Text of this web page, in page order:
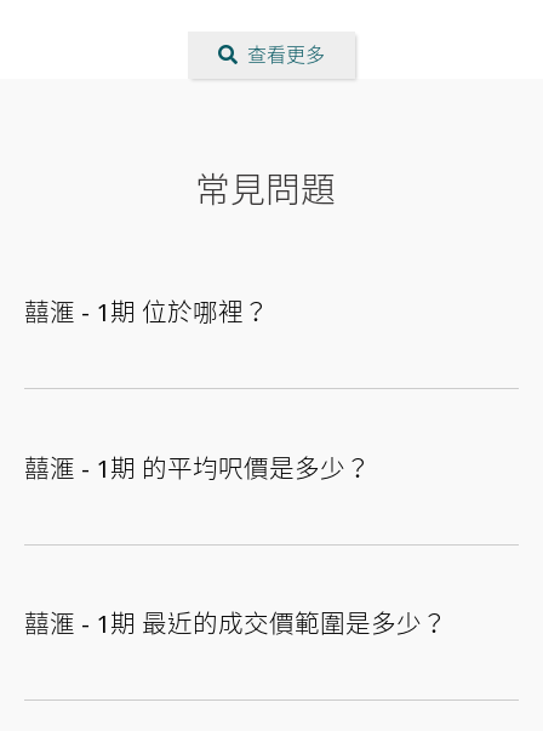
查看更多
常見問題
囍滙 - 1期 位於哪裡？
囍滙 - 1期 的平均呎價是多少？
囍滙 - 1期 最近的成交價範圍是多少？